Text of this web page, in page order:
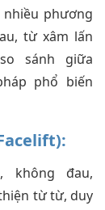
phương
từ xâm lấn
sánh giữa
phổ biến
không đau,
từ từ, duy